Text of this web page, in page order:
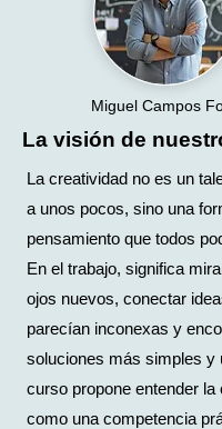
Miguel Campos
La visión de
La creatividad no es un
a unos pocos, sino una
pensamiento que todos
En el trabajo, significa
ojos nuevos, conectar
parecían inconexas y
soluciones más simples y
curso propone entender la
como una competencia